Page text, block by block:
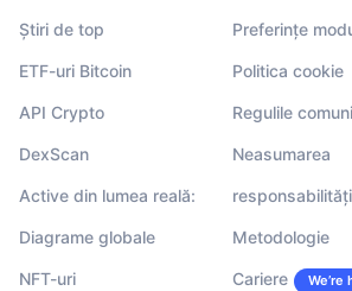
Știri de top
ETF-uri Bitcoin
API Crypto
DexScan
Active din lumea reală:
Diagrame globale
NFT-uri
Preferințe
Politica cookie
Regulile
Neasumarea
Metodologie
Cariere We’re